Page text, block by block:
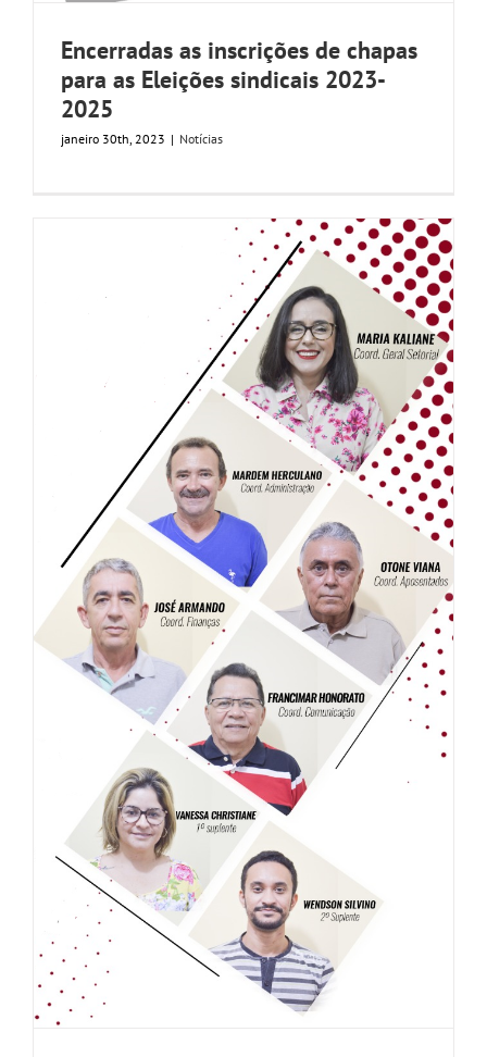
Encerradas as inscrições de chapas
para as Eleições sindicais 2023-
2025
janeiro 30th, 2023 | Notícias